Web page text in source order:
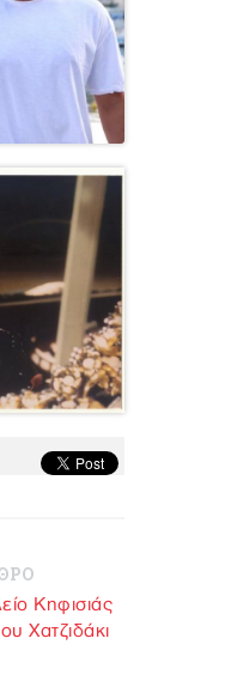
Κηφισιάς
Χατζιδάκι